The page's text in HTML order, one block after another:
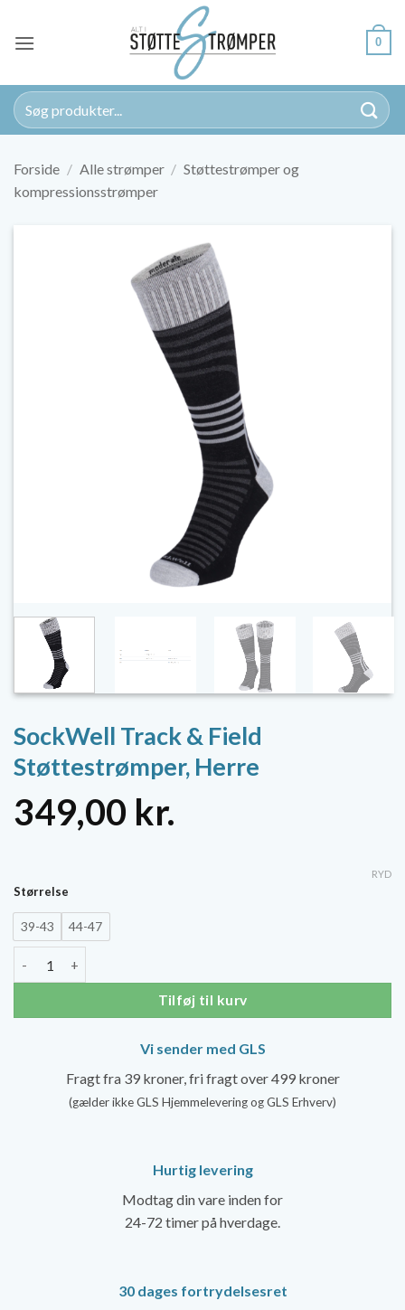
indhold
0
Søg
efter:
Forside / Alle strømper / Støttestrømper og
kompressionsstrømper
SockWell Track & Field
Støttestrømper, Herre
349,00 kr.
Størrelse
39-43 44-47
RYD
Tilføj til kurv
Vi sender med GLS
Fragt fra 39 kroner, fri fragt over 499 kroner
(gælder ikke GLS Hjemmelevering og GLS Erhverv)
Hurtig levering
Modtag din vare inden for
24-72 timer på hverdage.
30 dages fortrydelsesret